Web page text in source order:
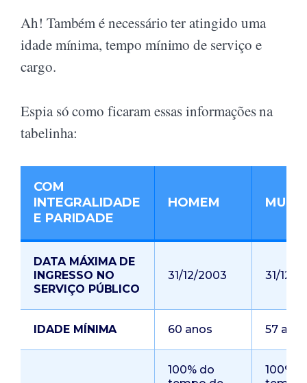
Ah! Também é necessário ter atingido uma
idade mínima, tempo mínimo de serviço e
cargo.
Espia só como ficaram essas informações na
tabelinha:
COM
INTEGRALIDADE
E PARIDADE
HOMEM
DATA MÁXIMA DE
INGRESSO NO
SERVIÇO PÚBLICO
31/12/2003 31/12/
IDADE MÍNIMA 60 anos 57
100% do
100%